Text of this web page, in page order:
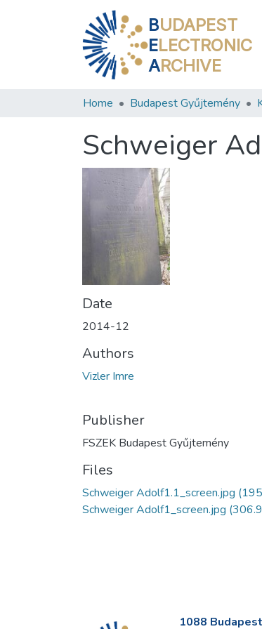
BUDAPEST
ELECTRONIC
ARCHIVE
Home Budapest Gyűjtemény
Schweiger
Date
2014-12
Authors
Vizler Imre
Publisher
FSZEK Budapest Gyűjtemény
Files
Schweiger Adolf1.1_screen.jpg
Schweiger Adolf1_screen.jpg
1088